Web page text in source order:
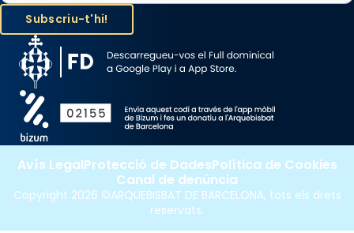
Copyright 2026 ©ARQUEBISBAT DE BARCELONA, tots els drets
reservats.
Avís LegalProtecció de DadesPolítica de Cookies
Canal de denúncia